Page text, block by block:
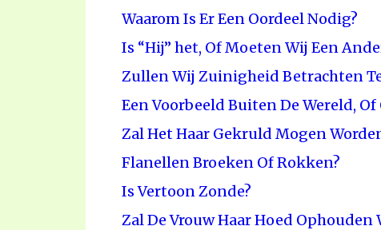
Waarom Is Er Een Oordeel Nodig?
Is “Hij” het, Of Moeten Wij Een
Zullen Wij Zuinigheid Betrachten
Een Voorbeeld Buiten De Wereld, Of
Zal Het Haar Gekruld Mogen
Flanellen Broeken Of Rokken?
Is Vertoon Zonde?
Zal De Vrouw Haar Hoed